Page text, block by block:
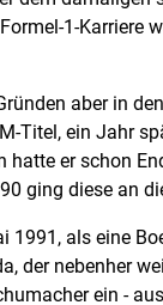
1-Karriere
aber in
Titel, ein Jahr
er schon
ging diese an
1991, als eine
der nebenher
ein -